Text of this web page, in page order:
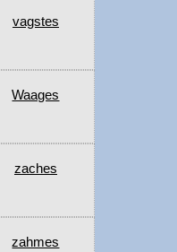
vagstes
Waages
zaches
zahmes